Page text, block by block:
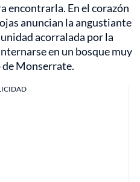
encontrarla. En el corazón
anuncian la angustiante
acorralada por la
en un bosque muy
Monserrate.